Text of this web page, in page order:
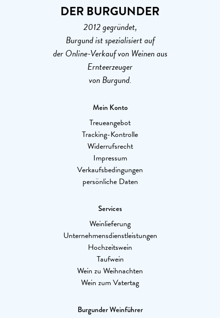
DER BURGUNDER
2012 gegründet,
Burgund ist spezialisiert auf
der Online-Verkauf von Weinen aus
Ernteerzeuger
von Burgund.
Mein Konto
Treueangebot
Tracking-Kontrolle
Widerrufsrecht
Impressum
Verkaufsbedingungen
persönliche Daten
Services
Weinlieferung
Unternehmensdienstleistungen
Hochzeitswein
Taufwein
Wein zu Weihnachten
Wein zum Vatertag
Burgunder Weinführer